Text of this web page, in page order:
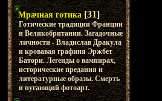
Мрачная готика [31]
Готические традиции Франции
и Великобритании. Загадочные
личности - Владислав Дракула
и кровавая графиня Эржбет
Батори. Легенды о вампирах,
исторические предания и
литературные образы. Смерть
и пугающий фотоарт.